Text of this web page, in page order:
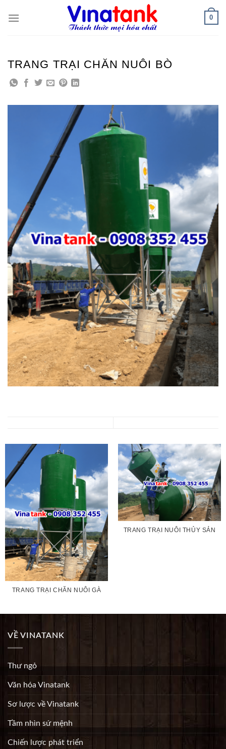
0
TRANG TRẠI CHĂN NUÔI BÒ
TRANG TRẠI CHĂN NUÔI GÀ
TRANG TRẠI NUÔI THỦY SẢN
VỀ VINATANK
Thư ngỏ
Văn hóa Vinatank
Sơ lược về Vinatank
Tầm nhìn sứ mệnh
Chiến lược phát triển